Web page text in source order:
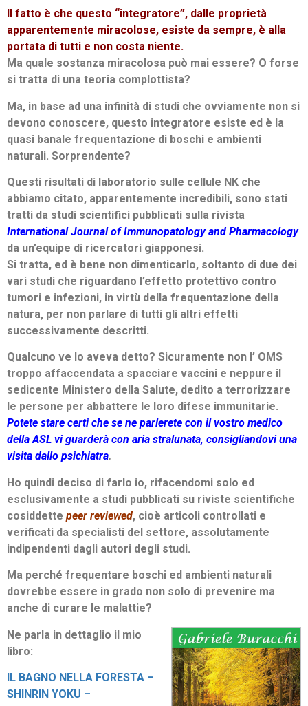
Il fatto è che questo “integratore”, dalle proprietà
apparentemente miracolose, esiste da sempre, è alla
portata di tutti e non costa niente.
Ma quale sostanza miracolosa può mai essere? O forse
si tratta di una teoria complottista?
Ma, in base ad una infinità di studi che ovviamente non si
devono conoscere, questo integratore esiste ed è la
quasi banale frequentazione di boschi e ambienti
naturali. Sorprendente?
Questi risultati di laboratorio sulle cellule NK che
abbiamo citato, apparentemente incredibili, sono stati
tratti da studi scientifici pubblicati sulla rivista
International Journal of Immunopatologyand Pharmacology
da un’equipe di ricercatori giapponesi.
Si tratta, ed è bene non dimenticarlo, soltanto di due dei
vari studi che riguardano l’effetto protettivo contro
tumori e infezioni, in virtù della frequentazione della
natura, per non parlare di tutti gli altri effetti
successivamente descritti.
Qualcuno ve lo aveva detto? Sicuramente non l’ OMS
troppo affaccendata a spacciare vaccini e neppure il
sedicente Ministero della Salute, dedito a terrorizzare
le persone per abbattere le loro difese immunitarie.
Potete stare certi che se ne parlerete con il vostro medico
della ASL vi guarderà con aria stralunata, consigliandovi una
visita dallo psichiatra.
Ho quindi deciso di farlo io, rifacendomi solo ed
esclusivamente a studi pubblicati su riviste scientifiche
cosiddette peer reviewed, cioè articoli controllati e
verificati da specialisti del settore, assolutamente
indipendenti dagli autori degli studi.
Ma perché frequentare boschi ed ambienti naturali
dovrebbe essere in grado non solo di prevenire ma
anche di curare le malattie?
Ne parla in dettaglio il mio
libro:
IL BAGNO NELLA FORESTA –
SHINRIN YOKU –